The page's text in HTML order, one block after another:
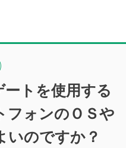
ートを使用する
フォンのＯＳや
いのですか？